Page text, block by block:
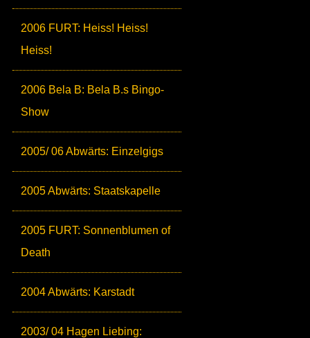
2006 FURT: Heiss! Heiss!
Heiss!
2006 Bela B: Bela B.s Bingo-
Show
2005/ 06 Abwärts: Einzelgigs
2005 Abwärts: Staatskapelle
2005 FURT: Sonnenblumen of
Death
2004 Abwärts: Karstadt
2003/ 04 Hagen Liebing: